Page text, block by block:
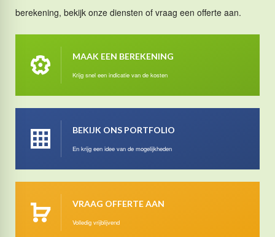
berekening, bekijk onze diensten of vraag een offerte aan.
MAAK EEN BEREKENING
Krijg snel een indicatie van de kosten
BEKIJK ONS PORTFOLIO
En krijg een idee van de mogelijkheden
VRAAG OFFERTE AAN
Volledig vrijblijvend